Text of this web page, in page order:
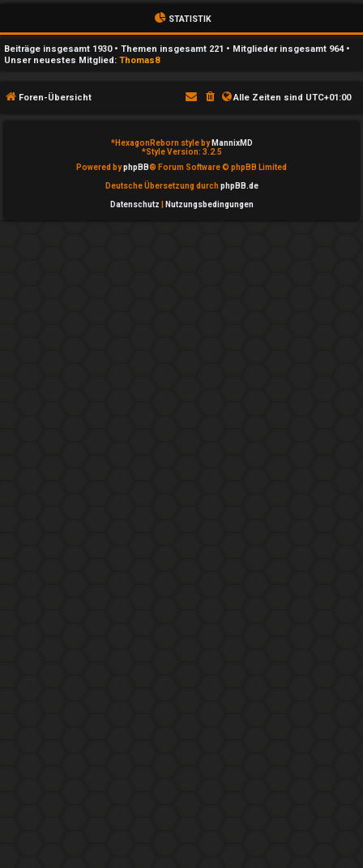
n
S
STATISTIK
Beiträge insgesamt 1930• Themen insgesamt 221 • Mitglieder insgesamt 964•
Unser neuestes Mitglied: Thomas8
Foren-Übersicht Alle Zeiten sind UTC+01:00
*HexagonReborn style by MannixMD
*Style Version: 3.2.5
Powered byphpBB® Forum Software © phpBB Limited
Deutsche Übersetzung durch phpBB.de
Datenschutz Nutzungsbedingungen